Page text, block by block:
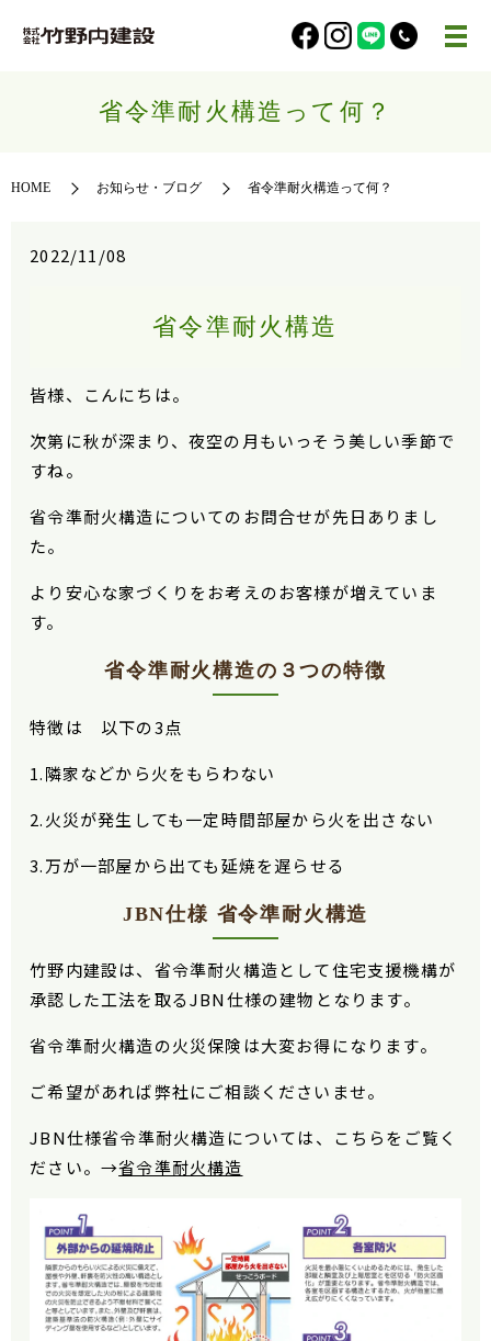
省令準耐火構造って何？
HOME お知らせ・ブログ 省令準耐火構造って何？
2022/11/08
省令準耐火構造
皆様、こんにちは。
次第に秋が深まり、夜空の月もいっそう美しい季節で
すね。
省令準耐火構造についてのお問合せが先日ありまし
た。
より安心な家づくりをお考えのお客様が増えていま
す。
省令準耐火構造の３つの特徴
特徴は 以下の3点
1.隣家などから火をもらわない
2.火災が発生しても一定時間部屋から火を出さない
3.万が一部屋から出ても延焼を遅らせる
JBN仕様 省令準耐火構造
竹野内建設は、省令準耐火構造として住宅支援機構が
承認した工法を取るJBN仕様の建物となります。
省令準耐火構造の火災保険は大変お得になります。
ご希望があれば弊社にご相談くださいませ。
JBN仕様省令準耐火構造については、こちらをご覧く
ださい。→省令準耐火構造